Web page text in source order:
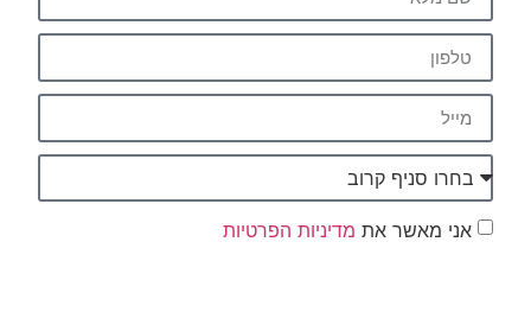
אני מאשר את מדיניות הפרטיות